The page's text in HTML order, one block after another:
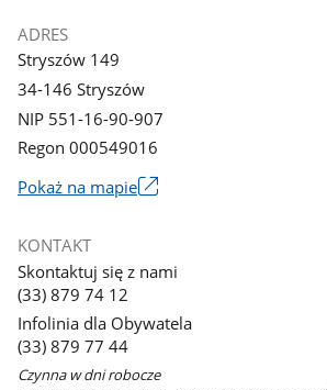
ADRES
Stryszów 149
34-146 Stryszów
NIP 551-16-90-907
Regon 000549016
Pokaż na mapieLink
nowym
KONTAKT
Skontaktuj się z nami
(33) 879 74 12
Infolinia dla Obywatela
(33) 879 77 44
Czynna w dni robocze